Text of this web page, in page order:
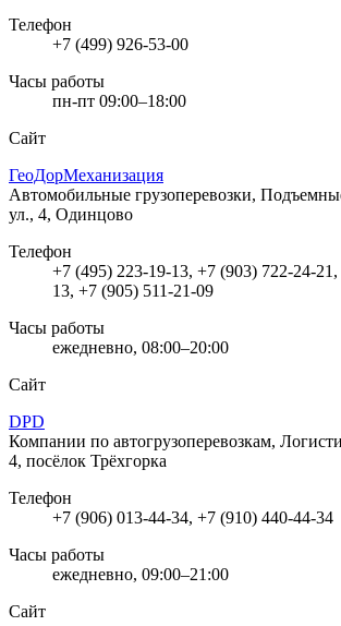
Телефон
+7 (499) 926-53-00
Часы работы
пн-пт 09:00–18:00
Сайт
ГеоДорМеханизация
Автомобильные грузоперевозки,
ул., 4, Одинцово
Телефон
+7 (495) 223-19-13, +7 (903) 722-24-
13, +7 (905) 511-21-09
Часы работы
ежедневно, 08:00–20:00
Сайт
DPD
Компании по автогрузоперевозкам,
4, посёлок Трёхгорка
Телефон
+7 (906) 013-44-34, +7 (910) 440-44-34
Часы работы
ежедневно, 09:00–21:00
Сайт